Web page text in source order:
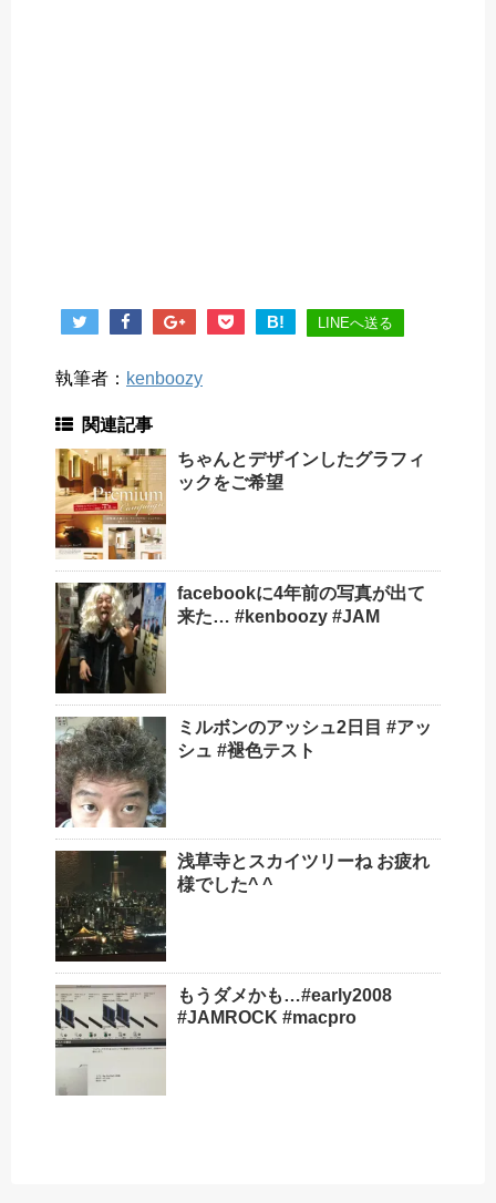
B! LINEへ送る
執筆者： kenboozy
関連記事
ちゃんとデザインしたグラフィ
ックをご希望
facebookに4年前の写真が出て
来た… #kenboozy #JAM
ミルボンのアッシュ2日目 #アッ
シュ #褪色テスト
浅草寺とスカイツリーね お疲れ
様でした^ ^
もうダメかも…#early2008
#JAMROCK #macpro